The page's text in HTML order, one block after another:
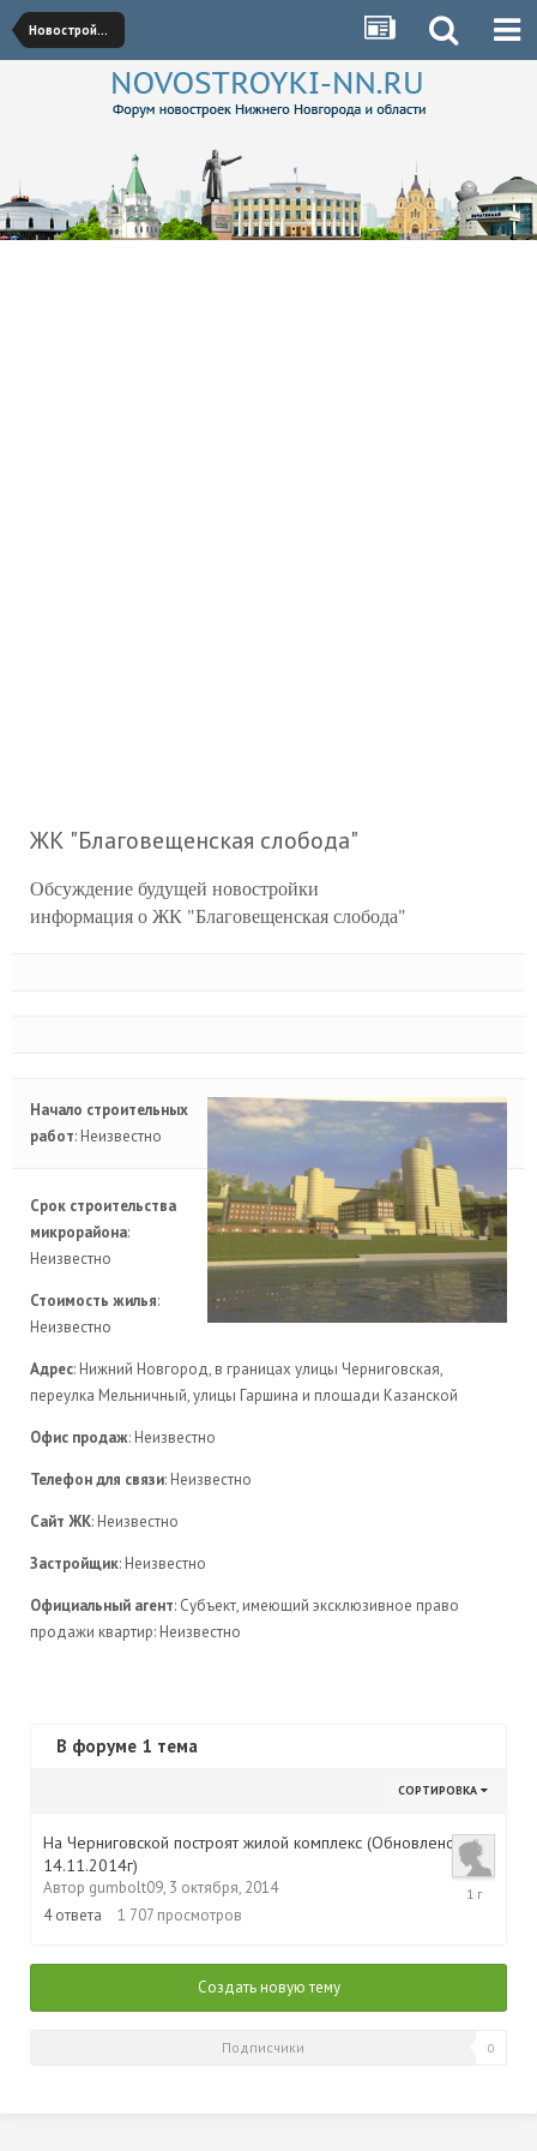
Новостройки Нижегородского района
ЖК "Благовещенская слобода"
Обсуждение будущей новостройки
информация о ЖК "Благовещенская слобода"
Начало строительных
работ: Неизвестно
Срок строительства
микрорайона:
Неизвестно
Стоимость жилья:
Неизвестно
Адрес: Нижний Новгород, в границах улицы Черниговская,
переулка Мельничный, улицы Гаршина и площади Казанской
Офис продаж: Неизвестно
Телефон для связи: Неизвестно
Сайт ЖК: Неизвестно
Застройщик: Неизвестно
Официальный агент: Субъект, имеющий эксклюзивное право
продажи квартир: Неизвестно
В форуме 1 тема
СОРТИРОВКА
На Черниговской построят жилой комплекс (Обновлено
14.11.2014г)
Автор gumbolt09, 3 октября, 2014
4 ответа 1 707 просмотров
22
Создать новую тему
Подписчики 0